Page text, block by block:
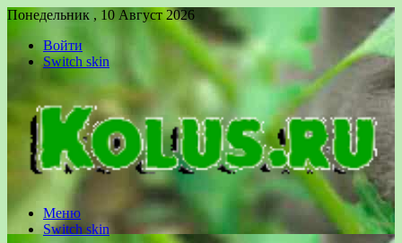
Понедельник , 10 Август 2026
Войти
Switch skin
Меню
Switch skin